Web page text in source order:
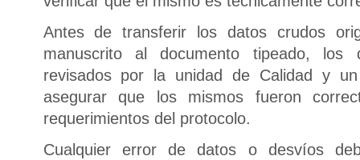
Antes de transferir los datos crudos
manuscrito al documento tipeado, los
revisados por la unidad de Calidad y
asegurar que los mismos fueron
requerimientos del protocolo.
Cualquier error de datos o desvíos